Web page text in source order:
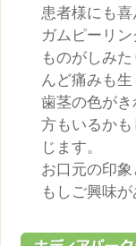
患者様にも
ガムピーリ
ものがしみ
んど痛みも
歯茎の色が
方もいるか
じます。
お口元の印
もしご興味